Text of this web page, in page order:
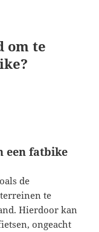
om te
een fatbike
de
te
Hierdoor kan
ongeacht